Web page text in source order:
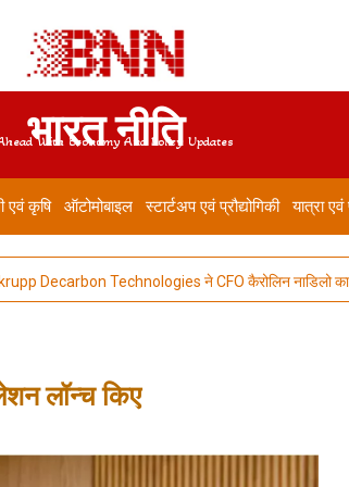
भारत नीति
With Economy And Policy Updates
एवं कृषि ऑटोमोबाइल स्टार्टअप एवं प्रौद्योगिकी यात्रा एवं
Technologies ने CFO कैरोलिन नाडिलो का
लॉन्च किए